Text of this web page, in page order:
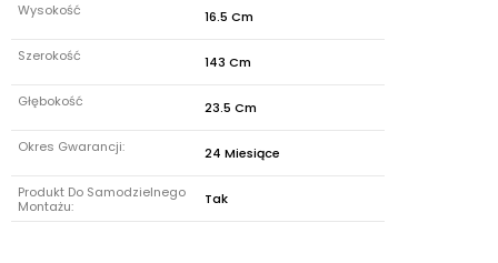
Wysokość 16.5 Cm
Szerokość 143 Cm
Głębokość 23.5 Cm
Okres Gwarancji: 24 Miesiące
Produkt Do Samodzielnego
Montażu:
Tak